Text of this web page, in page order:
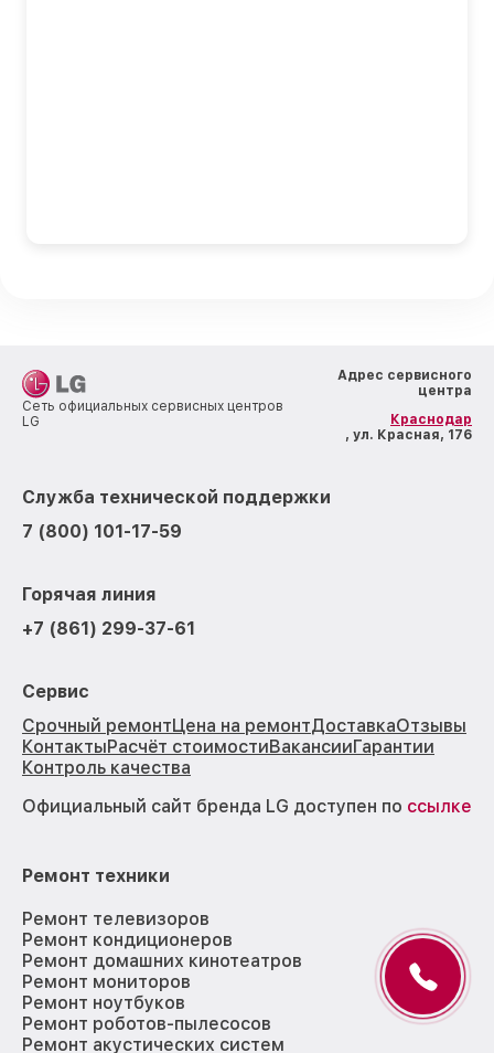
Сеть официальных сервисных центров
LG
Адрес сервисного
центра
Краснодар
, ул. Красная, 176
Служба технической поддержки
7 (800) 101-17-59
Горячая линия
+7 (861) 299-37-61
Сервис
Срочный ремонтЦена на ремонтДоставкаОтзывы
КонтактыРасчёт стоимостиВакансииГарантии
Контроль качества
Официальный сайт бренда LG доступен по ссылке
Ремонт техники
Ремонт телевизоров
Ремонт кондиционеров
Ремонт домашних кинотеатров
Ремонт мониторов
Ремонт ноутбуков
Ремонт роботов-пылесосов
Ремонт акустических систем